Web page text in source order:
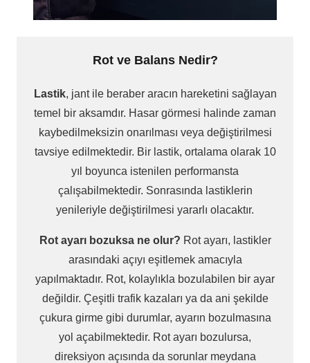
Rot ve Balans Nedir?
Lastik, jant ile beraber aracın hareketini sağlayan
temel bir aksamdır. Hasar görmesi halinde zaman
kaybedilmeksizin onarılması veya değiştirilmesi
tavsiye edilmektedir. Bir lastik, ortalama olarak 10
yıl boyunca istenilen performansta
çalışabilmektedir. Sonrasında lastiklerin
yenileriyle değiştirilmesi yararlı olacaktır.
Rot ayarı bozuksa ne olur? Rot ayarı, lastikler
arasındaki açıyı eşitlemek amacıyla
yapılmaktadır. Rot, kolaylıkla bozulabilen bir ayar
değildir. Çeşitli trafik kazaları ya da ani şekilde
çukura girme gibi durumlar, ayarın bozulmasına
yol açabilmektedir. Rot ayarı bozulursa,
direksiyon açısında da sorunlar meydana